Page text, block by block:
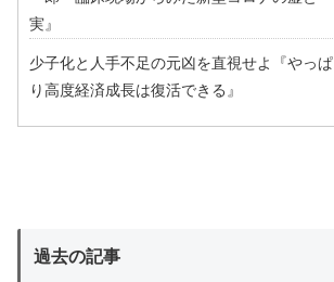
実』
少子化と人手不足の元凶を直視せよ『やっぱ
り高度経済成長は復活できる』
過去の記事